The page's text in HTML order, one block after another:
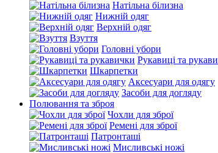
Натільна білизна
Нижній одяг
Верхній одяг
Взуття
Головні убори
Рукавиці та
Шкарпетки
Аксесуари для одягу
Засоби для догляду
Полювання та зброя
Чохли для зброї
Ремені для зброї
Патронташі
Мисливські ножі